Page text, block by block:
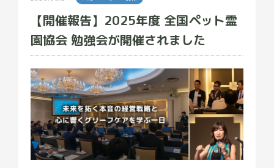
【開催報告】2025年度 全国ペット霊
園協会 勉強会が開催されました